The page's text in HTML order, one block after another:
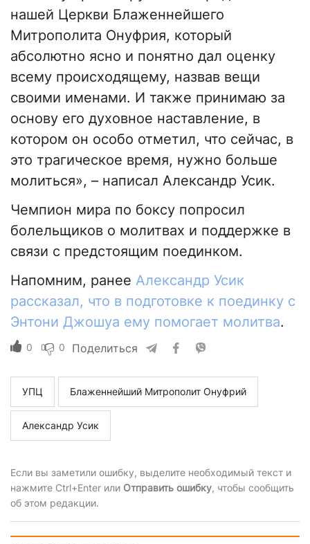
нашей Церкви Блаженнейшего
Митрополита Онуфрия, который
абсолютно ясно и понятно дал оценку
всему происходящему, назвав вещи
своими именами. И также принимаю за
основу его духовное наставление, в
котором он особо отметил, что сейчас, в
это трагическое время, нужно больше
молиться», – написал Александр Усик.
Чемпион мира по боксу попросил
болельщиков о молитвах и поддержке в
связи с предстоящим поединком.
Напомним, ранее Александр Усик
рассказал, что в подготовке к поединку с
Энтони Джошуа ему помогает молитва.
0 0 Поделиться
УПЦ Блаженнейший Митрополит Онуфрий
Александр Усик
Если вы заметили ошибку, выделите необходимый текст и
нажмите Ctrl+Enter или Отправить ошибку, чтобы сообщить
об этом редакции.